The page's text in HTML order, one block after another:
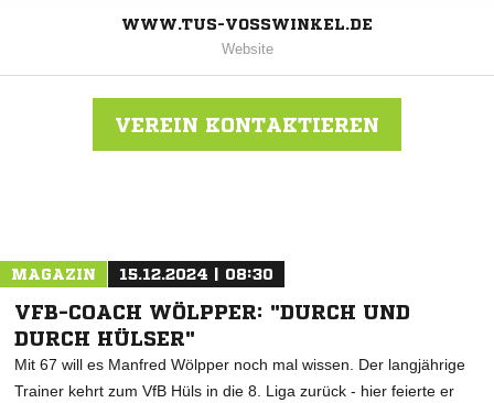
WWW.TUS-VOSSWINKEL.DE
Website
VEREIN KONTAKTIEREN
MAGAZIN 15.12.2024 | 08:30
VFB-COACH WÖLPPER: "DURCH UND
DURCH HÜLSER"
Mit 67 will es Manfred Wölpper noch mal wissen. Der langjährige
Trainer kehrt zum VfB Hüls in die 8. Liga zurück - hier feierte er